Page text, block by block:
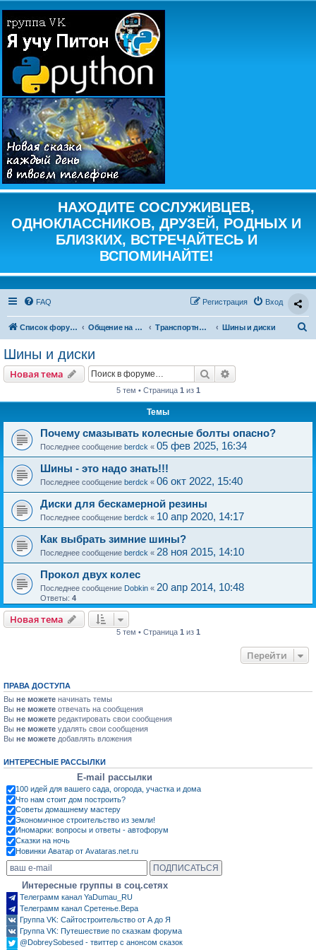
НАХОДИТЕ СОСЛУЖИВЦЕВ,
ОДНОКЛАССНИКОВ, ДРУЗЕЙ, РОДНЫХ И
БЛИЗКИХ, ВСТРЕЧАЙТЕСЬ И
ВСПОМИНАЙТЕ!
FAQ Вход
Регистрация
Список форумов Общение на свободные темы Транспортный вопрос. АвтоФорум Шины и диски
Шины и диски
Новая тема Поиск
5 тем • Страница 1 из 1
Темы
Почему смазывать колесные болты опасно?
Последнее сообщение berdck « 05 фев 2025, 16:34
Шины - это надо знать!!!
Последнее сообщение berdck « 06 окт 2022, 15:40
Диски для бескамерной резины
Последнее сообщение berdck « 10 апр 2020, 14:17
Как выбрать зимние шины?
Последнее сообщение berdck « 28 ноя 2015, 14:10
Прокол двух колес
Последнее сообщение Dobkin « 20 апр 2014, 10:48
Ответы: 4
Новая тема
5 тем • Страница 1 из 1
Перейти
ПРАВА ДОСТУПА
Вы не можете начинать темы
Вы не можете отвечать на сообщения
Вы не можете редактировать свои сообщения
Вы не можете удалять свои сообщения
Вы не можете добавлять вложения
ИНТЕРЕСНЫЕ РАССЫЛКИ
E-mail рассылки
100 идей для вашего сада, огорода, участка и дома
Что нам стоит дом построить?
Советы домашнему мастеру
Экономичное строительство из земли!
Иномарки: вопросы и ответы - автофорум
Сказки на ночь
Новинки Аватар от Avataras.net.ru
Интересные группы в соц.сетях
Телеграмм канал YaDumau_RU
Телеграмм канал Сретенье.Вера
Группа VK: Сайтостроительство от А до Я
Группа VK: Путешествие по сказкам форума
@DobreySobesed - твиттер с анонсом сказок